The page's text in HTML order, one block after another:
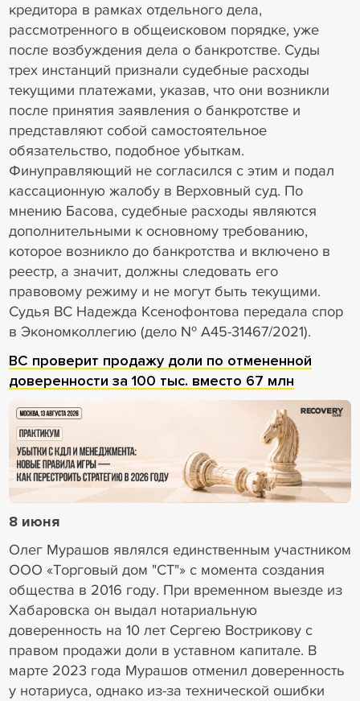
кредитора в рамках отдельного дела,
рассмотренного в общеисковом порядке, уже
после возбуждения дела о банкротстве. Суды
трех инстанций признали судебные расходы
текущими платежами, указав, что они возникли
после принятия заявления о банкротстве и
представляют собой самостоятельное
обязательство, подобное убыткам.
Финуправляющий не согласился с этим и подал
кассационную жалобу в Верховный суд. По
мнению Басова, судебные расходы являются
дополнительными к основному требованию,
которое возникло до банкротства и включено в
реестр, а значит, должны следовать его
правовому режиму и не могут быть текущими.
Судья ВС Надежда Ксенофонтова передала спор
в Экономколлегию (дело № А45-31467/2021).
ВС проверит продажу доли по отмененной
доверенности за 100 тыс. вместо 67 млн
18+ Реклама
8 июня
Олег Мурашов являлся единственным участником
ООО «Торговый дом "СТ"» с момента создания
общества в 2016 году. При временном выезде из
Хабаровска он выдал нотариальную
доверенность на 10 лет Сергею Вострикову с
правом продажи доли в уставном капитале. В
марте 2023 года Мурашов отменил доверенность
у нотариуса, однако из-за технической ошибки